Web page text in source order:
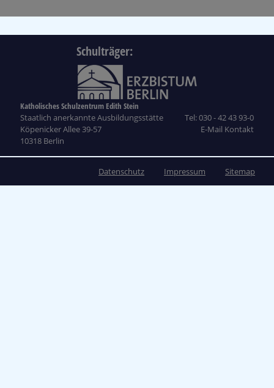
Schulträger:
Katholisches Schulzentrum Edith Stein
Staatlich anerkannte Ausbildungsstätte
Köpenicker Allee 39-57
10318 Berlin
Tel: 030 - 42 43 93-0
E-Mail Kontakt
Datenschutz Impressum Sitemap